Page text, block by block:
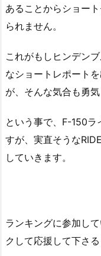
あることからショー
られません。
これがもしヒンデン
なショートレポート
が、そんな気合も勇気
という事で、F-150
すが、実直そうな
していきます。
ランキングに参加し
クして応援して下さる